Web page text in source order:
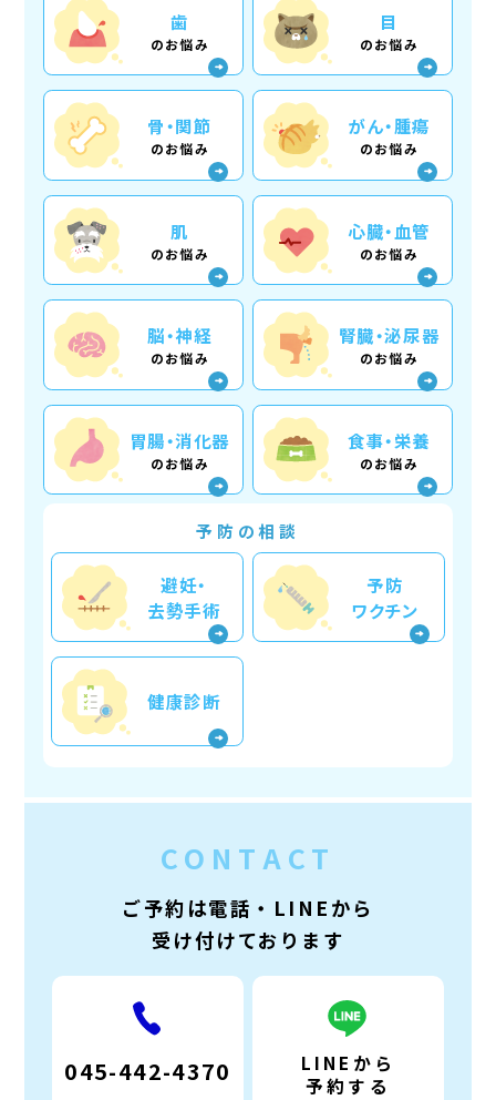
歯
のお悩み
目
のお悩み
骨・関節
のお悩み
がん・腫瘍
のお悩み
肌
のお悩み
心臓・血管
のお悩み
脳・神経
のお悩み
腎臓・泌尿器
のお悩み
胃腸・消化器
のお悩み
食事・栄養
のお悩み
予防の相談
避妊・
去勢手術
予防
ワクチン
健康診断
CONTACT
ご予約は電話・LINEから
受け付けております
045-442-4370
LINEから
予約する